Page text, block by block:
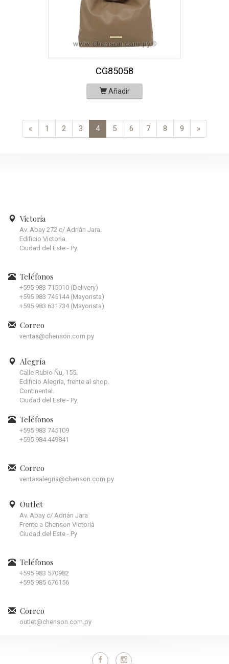
CG85058
Añadir
« 1 2 3 4 5 6 7 8 9 »
Victoria
Av. Abay 272 c/ Adrián Jara.
Edificio Victoria.
Ciudad del Este - Py.
Teléfonos
+595 983 715010 (Delivery)
+595 983 745144 (Mayorista)
+595 983 631734 (Mayorista)
Correo
ventas@chenson.com.py
Alegría
Calle Rubio Ñu, 155.
Edificio Alegría, frente al shop.
Continental.
Ciudad del Este - Py.
Teléfonos
+595 983 745109
+595 984 449841
Correo
ventasalegria@chenson.com.py
Outlet
Av. Abay c/ Adrián Jara
Frente a Chenson Victoria
Ciudad del Este - Py
Teléfonos
+595 983 570982
+595 985 676156
Correo
outlet@chenson.com.py